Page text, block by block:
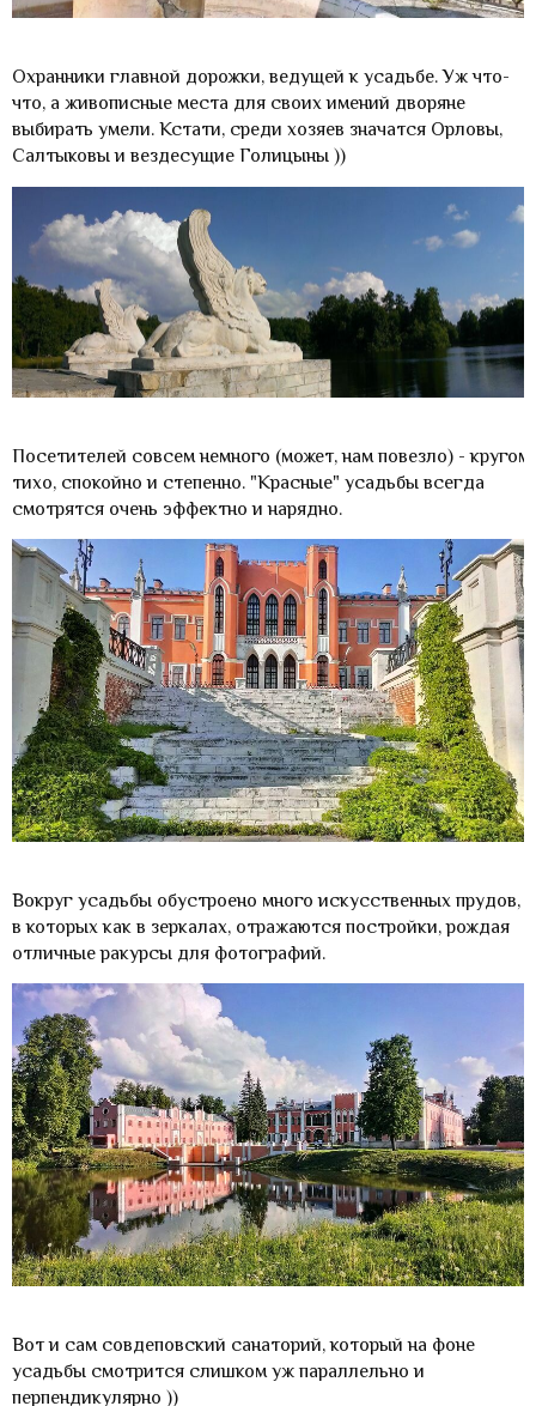
Охранники главной дорожки, ведущей к усадьбе. Уж что-
что, а живописные места для своих имений дворяне
выбирать умели. Кстати, среди хозяев значатся Орловы,
Салтыковы и вездесущие Голицыны ))
Посетителей совсем немного (может, нам повезло) - кругом
тихо, спокойно и степенно. "Красные" усадьбы всегда
смотрятся очень эффектно и нарядно.
Вокруг усадьбы обустроено много искусственных прудов,
в которых как в зеркалах, отражаются постройки, рождая
отличные ракурсы для фотографий.
Вот и сам совдеповский санаторий, который на фоне
усадьбы смотрится слишком уж параллельно и
перпендикулярно ))